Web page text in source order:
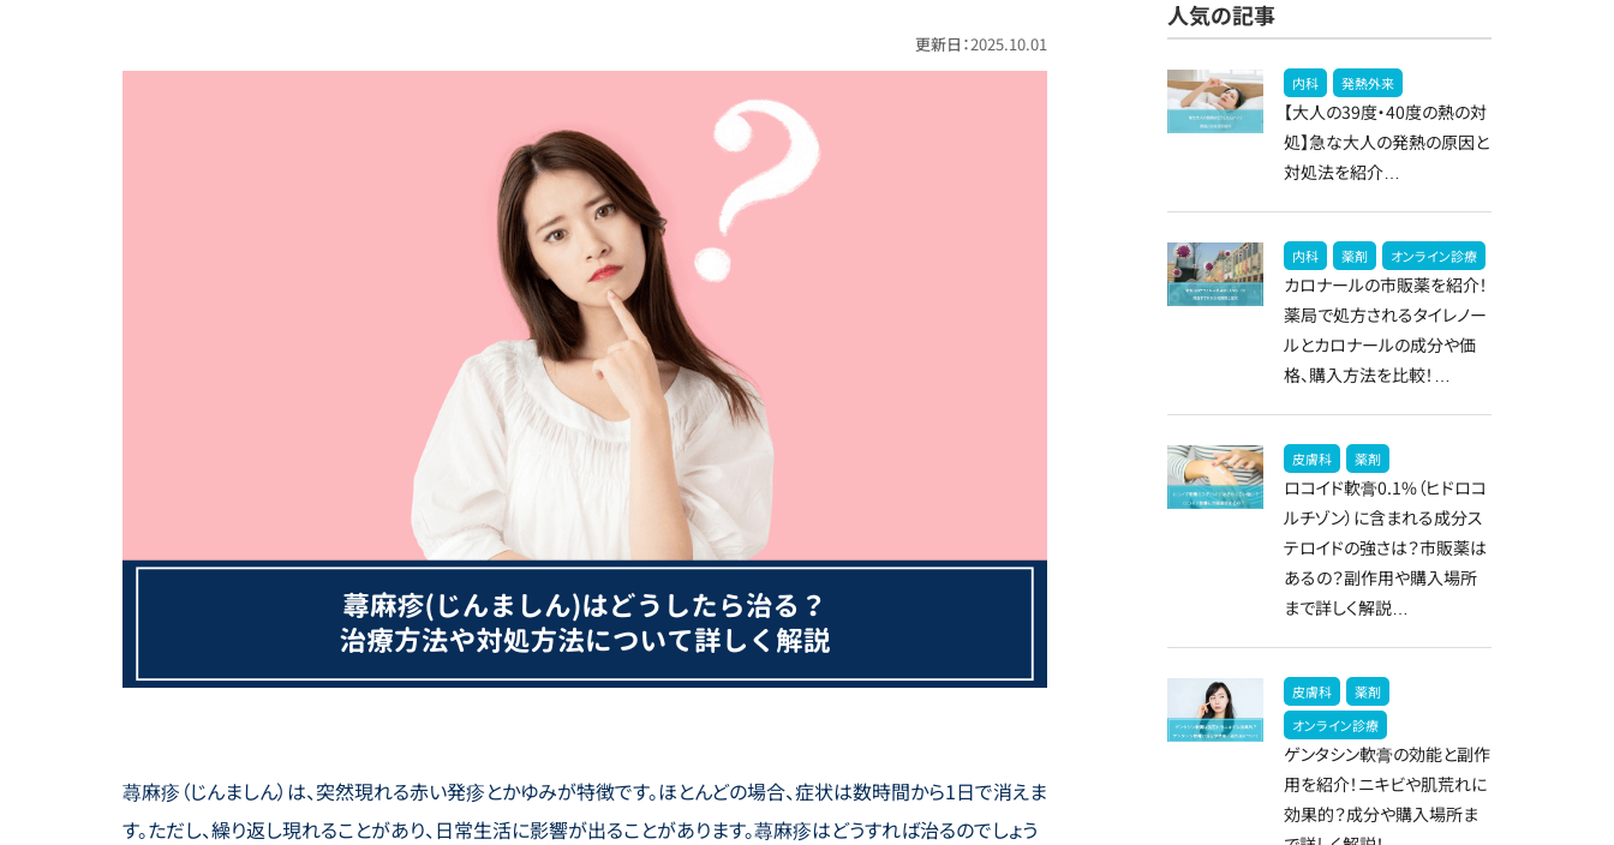
更新日：2025.10.01
蕁麻疹（じんましん）は、突然現れる赤い発疹とかゆみが特徴です。ほとんどの場合、症状は数時間から1日で消えま
す。ただし、繰り返し現れることがあり、日常生活に影響が出ることがあります。蕁麻疹はどうすれば治るのでしょう
人気の記事
内科 発熱外来
【大人の39度・40度の熱の対
処】急な大人の発熱の原因と
対処法を紹介…
内科 薬剤 オンライン診療
カロナールの市販薬を紹介！
薬局で処方されるタイレノー
ルとカロナールの成分や価
格、購入方法を比較！…
皮膚科 薬剤
ロコイド軟膏0.1%（ヒドロコ
ルチゾン）に含まれる成分ス
テロイドの強さは？市販薬は
あるの？副作用や購入場所
まで詳しく解説…
皮膚科
薬剤
オンライン診療
ゲンタシン軟膏の効能と副作
用を紹介！ニキビや肌荒れに
効果的？成分や購入場所ま